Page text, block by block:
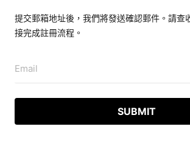
提交郵箱地址後，我們將發送確認郵件。請查
接完成註冊流程。
Email